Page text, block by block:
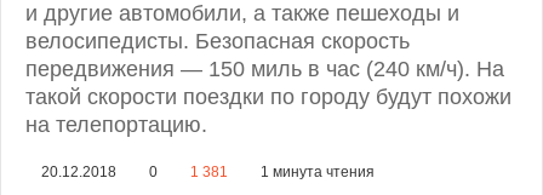
и другие автомобили, а также пешеходы и
велосипедисты. Безопасная скорость
передвижения — 150 миль в час (240 км/ч). На
такой скорости поездки по городу будут похожи
на телепортацию.
20.12.2018 0 1 381 1 минута чтения